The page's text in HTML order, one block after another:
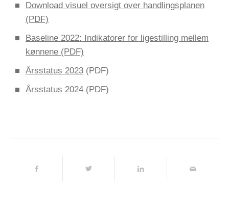
Download visuel oversigt over handlingsplanen
(PDF)
Baseline 2022: Indikatorer for ligestilling mellem
kønnene (PDF)
Årsstatus 2023 (PDF)
Årsstatus 2024 (PDF)